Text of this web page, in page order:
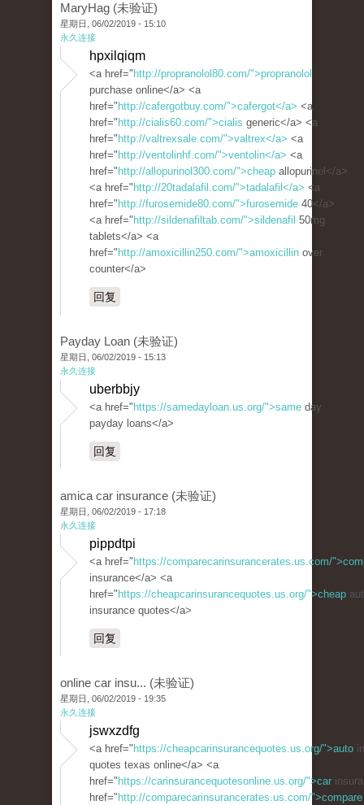
MaryHag (未验证)
星期日, 06/02/2019 - 15:10
永久连接
hpxilqiqm
<a href=" http://propranolol80.com/">propranolol
purchase online</a> <a
href=" http://cafergotbuy.com/">cafergot</a> <a
href=" http://cialis60.com/">cialis generic</a> <a
href=" http://valtrexsale.com/">valtrex</a> <a
href=" http://ventolinhf.com/">ventolin</a> <a
href=" http://allopurinol300.com/">cheap allopurinol</a>
<a href=" http://20tadalafil.com/">tadalafil</a> <a
href=" http://furosemide80.com/">furosemide 40</a>
<a href=" http://sildenafiltab.com/">sildenafil 50mg
tablets</a> <a
href=" http://amoxicillin250.com/">amoxicillin over
counter</a>
回复
Payday Loan (未验证)
星期日, 06/02/2019 - 15:13
永久连接
uberbbjy
<a href=" https://samedayloan.us.org/">same day
payday loans</a>
回复
amica car insurance (未验证)
星期日, 06/02/2019 - 17:18
永久连接
pippdtpi
<a href=" https://comparecarinsurancerates.us.com/
insurance</a> <a
href=" https://cheapcarinsurancequotes.us.org/">cheap
insurance quotes</a>
回复
online car insu... (未验证)
星期日, 06/02/2019 - 19:35
永久连接
jswxzdfg
<a href=" https://cheapcarinsurancequotes.us.org/">auto
quotes texas online</a> <a
href=" https://carinsurancequotesonline.us.org/">car
href=" http://comparecarinsurancerates.us.com/">compare